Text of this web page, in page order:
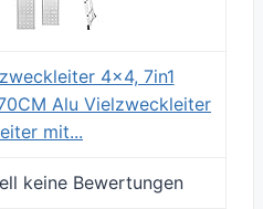
4x4, 7in1
Alu Vielzweckleiter
mit...
keine Bewertungen